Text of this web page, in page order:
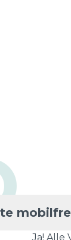
Ja! Alle